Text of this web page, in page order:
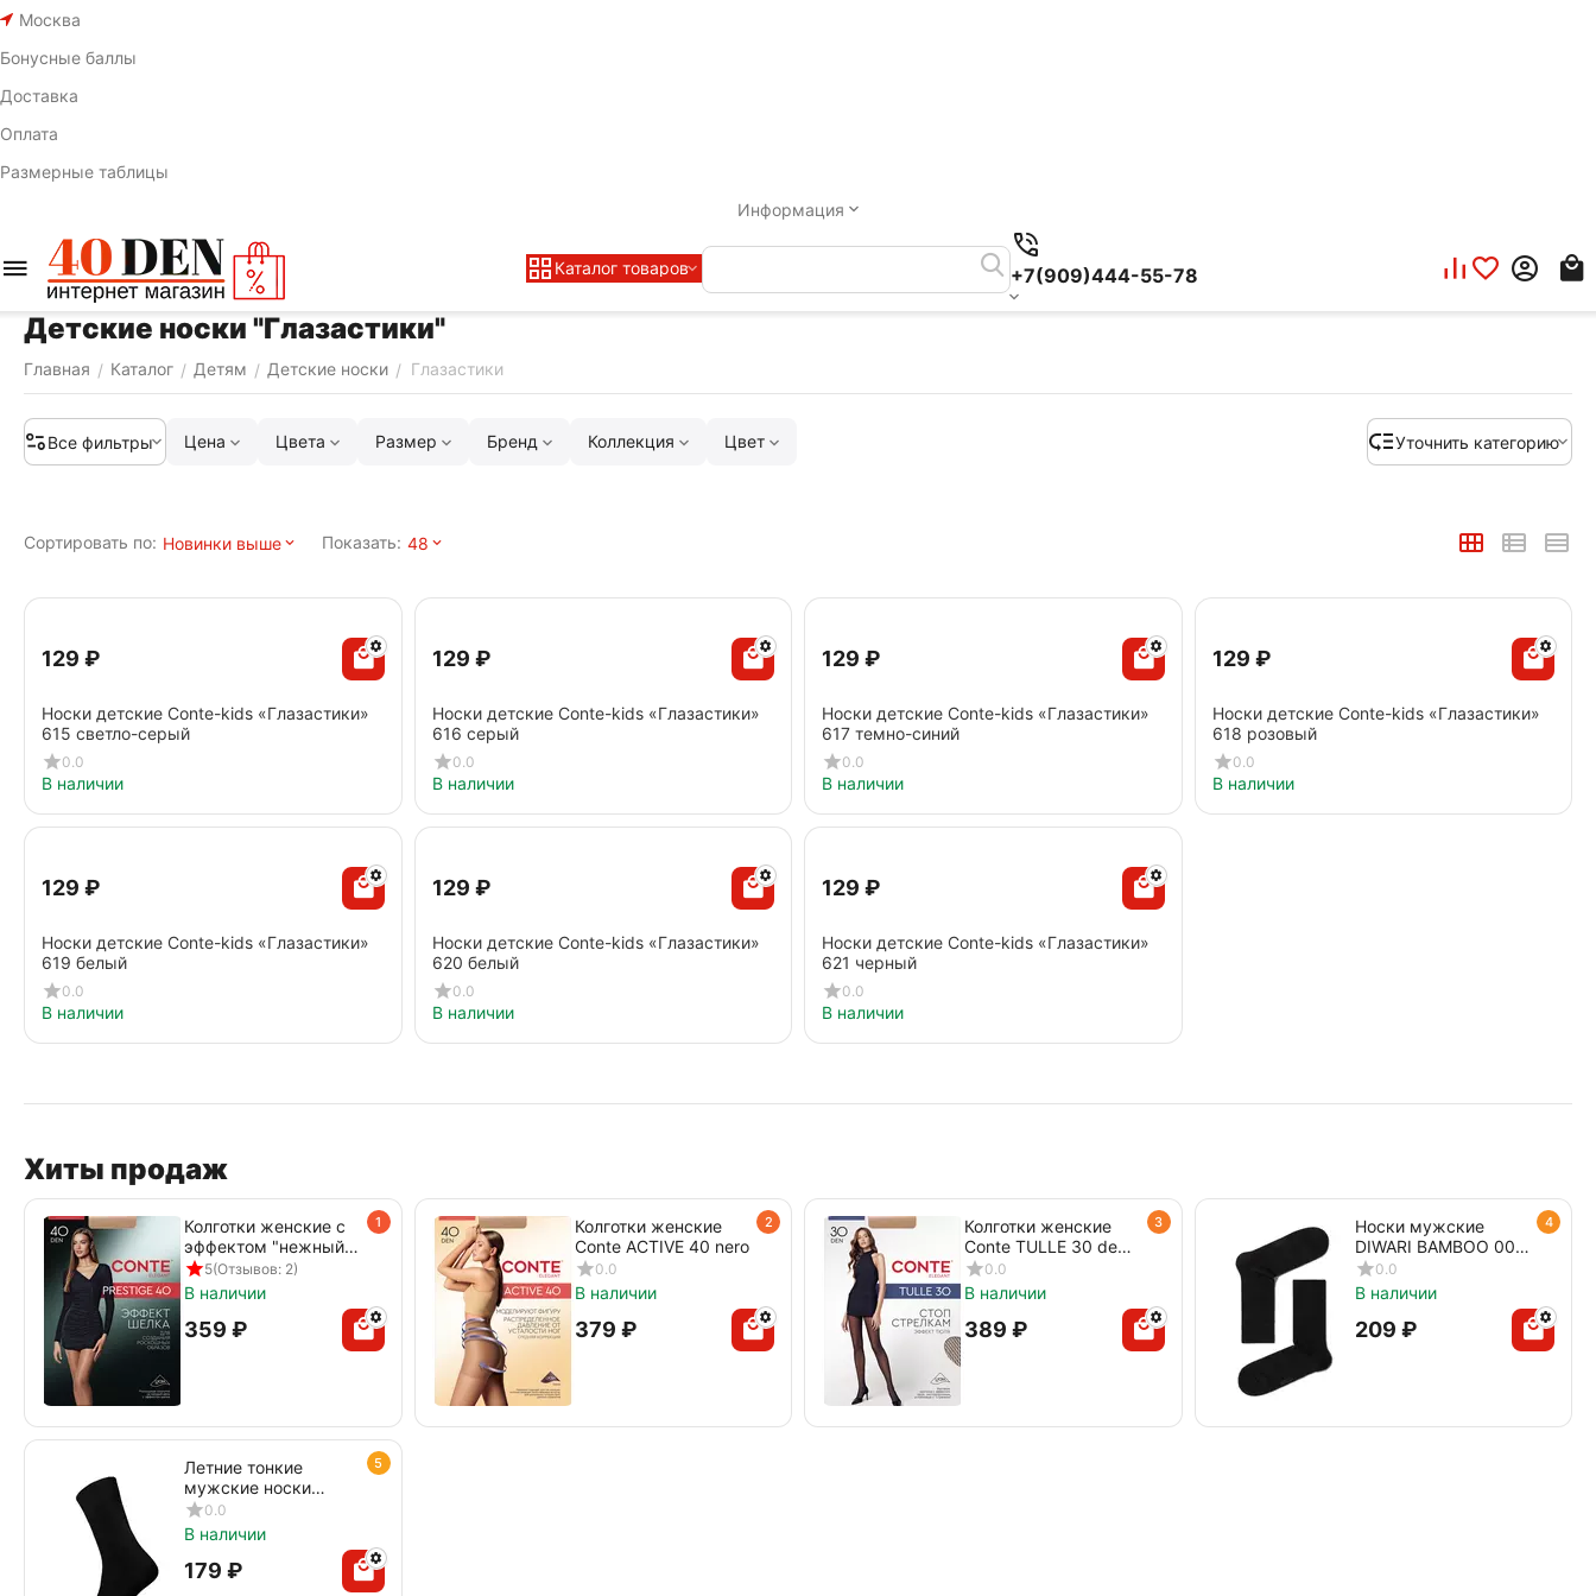
Москва
Бонусные баллы
Доставка
Оплата
Размерные таблицы
Информация
Каталог товаров +7(909)444-55-78
Детские носки "Глазастики"
Главная / Каталог / Детям / Детские носки / Глазастики
Все фильтры Цена Цвета Размер Бренд Коллекция Цвет Уточнить категорию
Сортировать по: Новинки выше Показать: 48
‍129‍ ₽
Носки детские Conte-kids «Глазастики»
615 светло-серый
0.0
В наличии
‍129‍ ₽
Носки детские Conte-kids «Глазастики»
616 серый
0.0
В наличии
‍129‍ ₽
Носки детские Conte-kids «Глазастики»
617 темно-синий
0.0
В наличии
‍129‍ ₽
Носки детские Conte-kids «Глазастики»
618 розовый
0.0
В наличии
‍129‍ ₽
Носки детские Conte-kids «Глазастики»
619 белый
0.0
В наличии
‍129‍ ₽
Носки детские Conte-kids «Глазастики»
620 белый
0.0
В наличии
‍129‍ ₽
Носки детские Conte-kids «Глазастики»
621 черный
0.0
В наличии
Хиты продаж
1
Колготки женские с
эффектом "нежный
шелк" PRESTIGE 40
den beige
5(Отзывов: 2)
В наличии
‍359‍ ₽
2
Колготки женские
Conte ACTIVE 40 nero
0.0
В наличии
‍379‍ ₽
3
Колготки женские
Conte TULLE 30 den
nero0.0
В наличии
‍389‍ ₽
4
Носки мужские
DIWARI BAMBOO 000
черный
0.0
В наличии
‍209‍ ₽
5
Летние тонкие
мужские носки
DIWARI CLASSIC
COOL EFFECT 010
черный
0.0
В наличии
‍179‍ ₽